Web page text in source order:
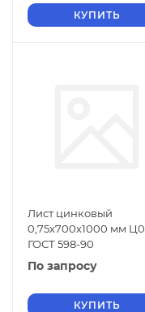
КУПИТЬ
Лист цинковый
0,75х700х1000 мм Ц0
ГОСТ 598-90
По запросу
КУПИТЬ